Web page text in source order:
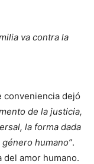
va contra la
conveniencia dejó
de la justicia,
la forma dada
humano”.
del amor humano.